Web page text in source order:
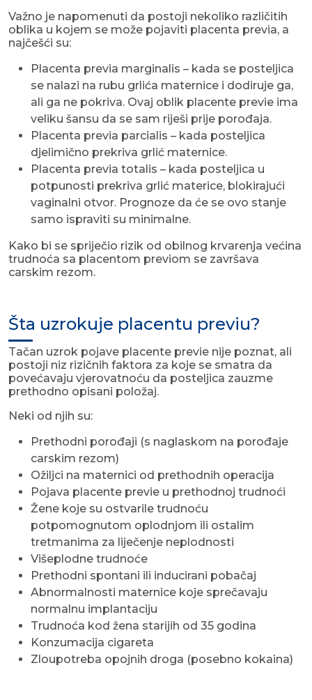
Važno je napomenuti da postoji nekoliko različitih
oblika u kojem se može pojaviti placenta previa, a
najčešći su:
Placenta previa marginalis – kada se posteljica
se nalazi na rubu grlića maternice i dodiruje ga,
ali ga ne pokriva. Ovaj oblik placente previe ima
veliku šansu da se sam riješi prije porođaja.
Placenta previa parcialis – kada posteljica
djelimično prekriva grlić maternice.
Placenta previa totalis – kada posteljica u
potpunosti prekriva grlić materice, blokirajući
vaginalni otvor. Prognoze da će se ovo stanje
samo ispraviti su minimalne.
Kako bi se spriječio rizik od obilnog krvarenja većina
trudnoća sa placentom previom se završava
carskim rezom.
Šta uzrokuje placentu previu?
Tačan uzrok pojave placente previe nije poznat, ali
postoji niz rizičnih faktora za koje se smatra da
povećavaju vjerovatnoću da posteljica zauzme
prethodno opisani položaj.
Neki od njih su:
Prethodni porođaji (s naglaskom na porođaje
carskim rezom)
Ožiljci na maternici od prethodnih operacija
Pojava placente previe u prethodnoj trudnoći
Žene koje su ostvarile trudnoću
potpomognutom oplodnjom ili ostalim
tretmanima za liječenje neplodnosti
Višeplodne trudnoće
Prethodni spontani ili inducirani pobačaj
Abnormalnosti maternice koje sprečavaju
normalnu implantaciju
Trudnoća kod žena starijih od 35 godina
Konzumacija cigareta
Zloupotreba opojnih droga (posebno kokaina)